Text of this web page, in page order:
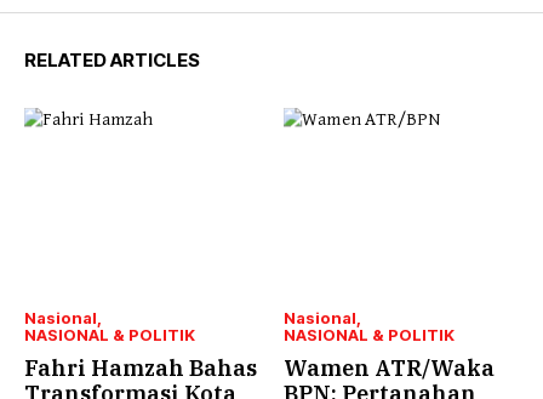
RELATED ARTICLES
Nasional
NASIONAL & POLITIK
Fahri Hamzah Bahas
Transformasi Kota
Nasional
NASIONAL & POLITIK
Wamen ATR/Waka
BPN: Pertanahan